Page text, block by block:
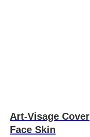
Art-Visage Cover
Face Skin